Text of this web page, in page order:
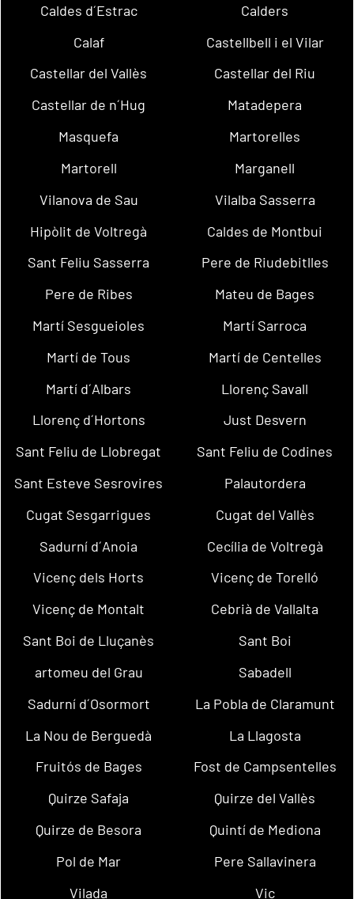
Caldes d´Estrac
Calders
Calaf
Castellbell i el Vilar
Castellar del Vallès
Castellar del Riu
Castellar de n´Hug
Matadepera
Masquefa
Martorelles
Martorell
Marganell
Vilanova de Sau
Vilalba Sasserra
Hipòlit de Voltregà
Caldes de Montbui
Sant Feliu Sasserra
Pere de Riudebitlles
Pere de Ribes
Mateu de Bages
Martí Sesgueioles
Martí Sarroca
Martí de Tous
Martí de Centelles
Martí d´Albars
Llorenç Savall
Llorenç d´Hortons
Just Desvern
Sant Feliu de Llobregat
Sant Feliu de Codines
Sant Esteve Sesrovires
Palautordera
Cugat Sesgarrigues
Cugat del Vallès
Sadurní d´Anoia
Cecília de Voltregà
Vicenç dels Horts
Vicenç de Torelló
Vicenç de Montalt
Cebrià de Vallalta
Sant Boi de Lluçanès
Sant Boi
artomeu del Grau
Sabadell
Sadurní d´Osormort
La Pobla de Claramunt
La Nou de Berguedà
La Llagosta
Fruitós de Bages
Fost de Campsentelles
Quirze Safaja
Quirze del Vallès
Quirze de Besora
Quintí de Mediona
Pol de Mar
Pere Sallavinera
Vilada
Vic